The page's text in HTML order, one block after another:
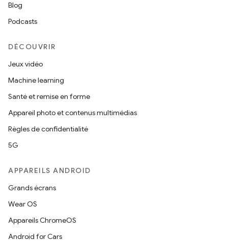
Blog
Podcasts
DÉCOUVRIR
Jeux vidéo
Machine learning
Santé et remise en forme
Appareil photo et contenus multimédias
Règles de confidentialité
5G
APPAREILS ANDROID
Grands écrans
Wear OS
Appareils ChromeOS
Android for Cars